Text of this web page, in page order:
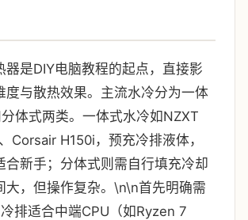
器是DIY电脑教程的起点，直接影
度与散热效果。主流水冷分为一体
体式两类。一体式水冷如NZXT
Corsair H150i，预充冷排液体，
合新手；分体式则需自行填充冷却
大，但操作复杂。\n\n首先明确需
排适合中端CPU（如Ryzen 7